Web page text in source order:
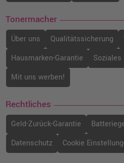
Tonermacher
Über uns Qualitätssicherung
Hausmarken-Garantie
Soziales
Mit uns werben!
Rechtliches
Geld-Zurück-Garantie
Datenschutz
Cookie